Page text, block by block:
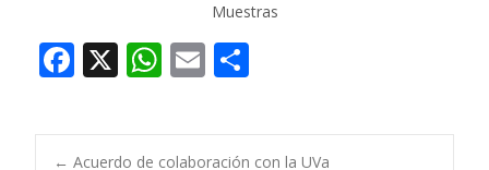
Muestras
F
e
X W
at
E
ai m
← Acuerdo de colaboración con la UVa